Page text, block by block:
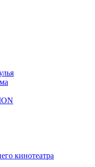
кинотеатра